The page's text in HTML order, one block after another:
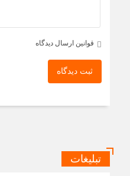
قوانین ارسال دیدگاه
ثبت دیدگاه
تبلیغات